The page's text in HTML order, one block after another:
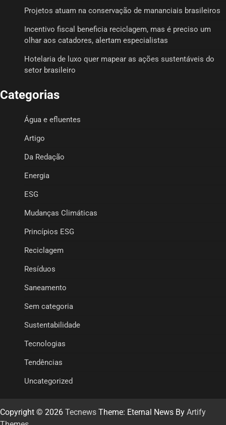
Projetos atuam na conservação de mananciais brasileiros
Incentivo fiscal beneficia reciclagem, mas é preciso um
olhar aos catadores, alertam especialistas
Hotelaria de luxo quer mapear as ações sustentáveis do
setor brasileiro
Categorias
Água e efluentes
Artigo
Da Redação
Energia
ESG
Mudanças Climáticas
Princípios ESG
Reciclagem
Resíduos
Saneamento
Sem categoria
Sustentabilidade
Tecnologias
Tendências
Uncategorized
Copyright © 2026 Tecnews Theme: Eternal News By Artify